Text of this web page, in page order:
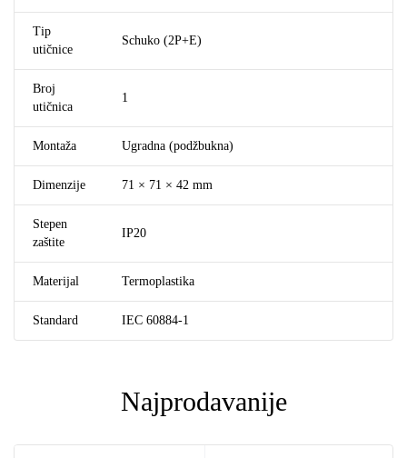
Tip
utičnice
Schuko (2P+E)
Broj
utičnica
1
Montaža Ugradna (podžbukna)
Dimenzije 71 × 71 × 42 mm
Stepen
zaštite
IP20
Materijal Termoplastika
Standard IEC 60884-1
Najprodavanije